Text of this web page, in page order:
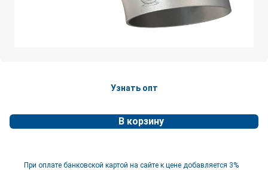
Узнать опт
В корзину
При оплате банковской картой на сайте к цене добавляется 3%